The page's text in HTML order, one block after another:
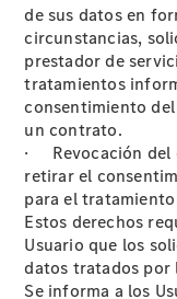
Por
Por
Social
Medio
de sus datos en
circunstancias,
prestador de
tratamientos
consentimiento
un contrato.
· Revocación del
retirar el
para el
Estos derechos
Usuario que los
datos tratados por
Se informa a los